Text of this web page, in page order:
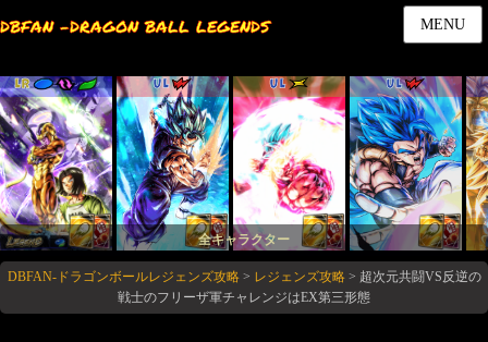
DBFAN -DRAGON BALL LEGENDS MENU
LR UL UL UL
全キャラクター
DBFAN-ドラゴンボールレジェンズ攻略> レジェンズ攻略> 超次元共闘VS反逆の
戦士のフリーザ軍チャレンジはEX第三形態